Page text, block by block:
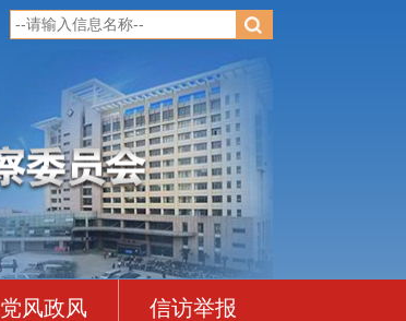
党风政风 信访举报